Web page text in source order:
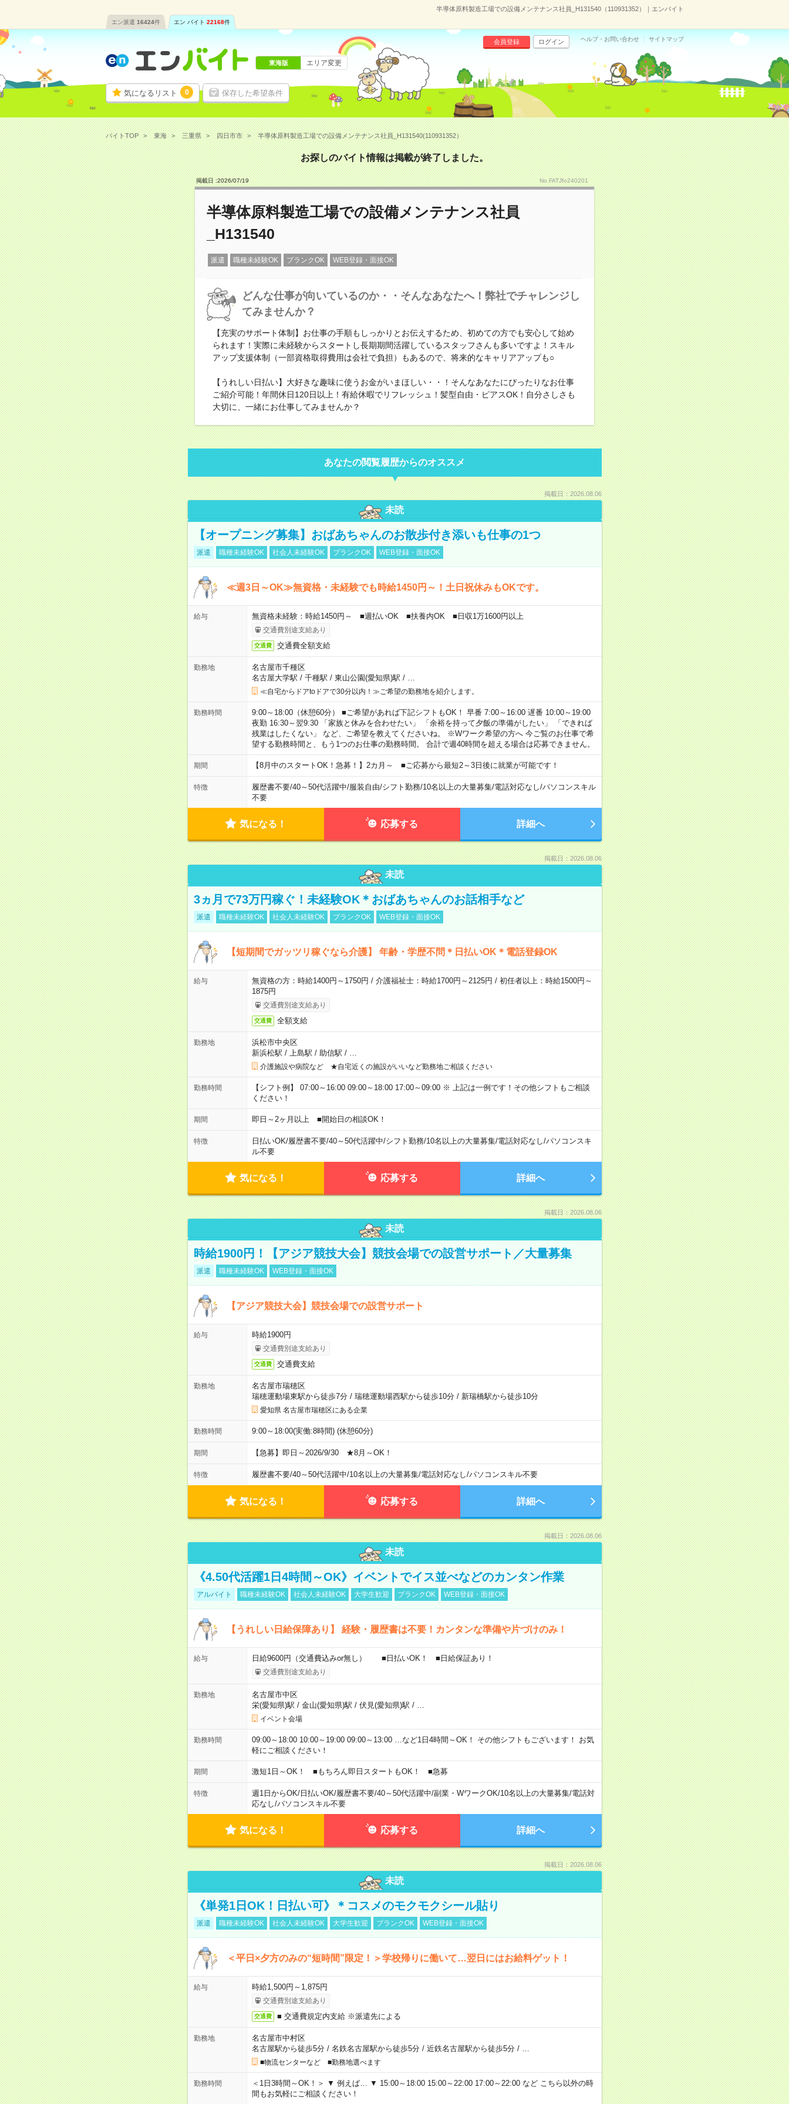
半導体原料製造工場での設備メンテナンス社員_H131540（110931352）｜エンバイト
エン派遣 16424件 エン バイト 22168件
気になるリスト 0 保存した希望条件
会員登録 ログイン ヘルプ・お問い合わせ サイトマップ
東海版 エリア変更
バイトTOP 東海 三重県 四日市市 半導体原料製造工場での設備メンテナンス社員_H131540(110931352）
お探しのバイト情報は掲載が終了しました。
掲載日 :2026/07/19 No.FATJfo240201
半導体原料製造工場での設備メンテナンス社員
_H131540
派遣 職種未経験OK ブランクOK WEB登録・面接OK
どんな仕事が向いているのか・・そんなあなたへ！弊社でチャレンジし
てみませんか？
【充実のサポート体制】お仕事の手順もしっかりとお伝えするため、初めての方でも安心して始め
られます！実際に未経験からスタートし長期期間活躍しているスタッフさんも多いですよ！スキル
アップ支援体制（一部資格取得費用は会社で負担）もあるので、将来的なキャリアアップも○
【うれしい日払い】大好きな趣味に使うお金がいまほしい・・！そんなあなたにぴったりなお仕事
ご紹介可能！年間休日120日以上！有給休暇でリフレッシュ！髪型自由・ピアスOK！自分さしさも
大切に、一緒にお仕事してみませんか？
あなたの閲覧履歴からのオススメ
掲載日：2026.08.06
未読
【オープニング募集】おばあちゃんのお散歩付き添いも仕事の1つ
派遣 職種未経験OK 社会人未経験OK ブランクOK WEB登録・面接OK
≪週3日～OK≫無資格・未経験でも時給1450円～！土日祝休みもOKです。
給与 無資格未経験：時給1450円～ ■週払いOK ■扶養内OK ■日収1万1600円以上
交通費別途支給あり
交通費 交通費全額支給
勤務地
名古屋市千種区
名古屋大学駅 / 千種駅 / 東山公園(愛知県)駅 /
≪自宅からドアtoドアで30分以内！≫ご希望の勤務地を紹介します。
勤務時間
9:00～18:00（休憩60分） ■ご希望があれば下記シフトもOK！ 早番 7:00～16:00 遅番 10:00～19:00
夜勤 16:30～翌9:30 「家族と休みを合わせたい」 「余裕を持って夕飯の準備がしたい」 「できれば
残業はしたくない」 など、ご希望を教えてくださいね。 ※Wワーク希望の方へ 今ご覧のお仕事で希
望する勤務時間と、もう1つのお仕事の勤務時間。 合計で週40時間を超える場合は応募できません。
期間 【8月中のスタートOK！急募！】2カ月～ ■ご応募から最短2～3日後に就業が可能です！
特徴 履歴書不要/40～50代活躍中/服装自由/シフト勤務/10名以上の大量募集/電話対応なし/パソコンスキル
不要
気になる！ 応募する 詳細へ
掲載日：2026.08.06
未読
3ヵ月で73万円稼ぐ！未経験OK＊おばあちゃんのお話相手など
派遣 職種未経験OK 社会人未経験OK ブランクOK WEB登録・面接OK
【短期間でガッツリ稼ぐなら介護】 年齢・学歴不問＊日払いOK＊電話登録OK
給与
無資格の方：時給1400円～1750円 / 介護福祉士：時給1700円～2125円 / 初任者以上：時給1500円～
1875円
交通費別途支給あり
交通費 全額支給
勤務地
浜松市中央区
新浜松駅 / 上島駅 / 助信駅 /
介護施設や病院など ★自宅近くの施設がいいなど勤務地ご相談ください
勤務時間
【シフト例】 07:00～16:00 09:00～18:00 17:00～09:00 ※ 上記は一例です！その他シフトもご相談
ください！
期間 即日～2ヶ月以上 ■開始日の相談OK！
特徴 日払いOK/履歴書不要/40～50代活躍中/シフト勤務/10名以上の大量募集/電話対応なし/パソコンスキ
ル不要
気になる！ 応募する 詳細へ
掲載日：2026.08.06
未読
時給1900円！【アジア競技大会】競技会場での設営サポート／大量募集
派遣 職種未経験OK WEB登録・面接OK
【アジア競技大会】競技会場での設営サポート
給与 時給1900円
交通費別途支給あり
交通費 交通費支給
勤務地
名古屋市瑞穂区
瑞穂運動場東駅から徒歩7分/ 瑞穂運動場西駅から徒歩10分/ 新瑞橋駅から徒歩10分
愛知県 名古屋市瑞穂区にある企業
勤務時間 9:00～18:00(実働:8時間) (休憩60分)
期間 【急募】即日～2026/9/30 ★8月～OK！
特徴 履歴書不要/40～50代活躍中/10名以上の大量募集/電話対応なし/パソコンスキル不要
気になる！ 応募する 詳細へ
掲載日：2026.08.06
未読
《4.50代活躍1日4時間～OK》イベントでイス並べなどのカンタン作業
アルバイト 職種未経験OK 社会人未経験OK 大学生歓迎 ブランクOK WEB登録・面接OK
【うれしい日給保障あり】 経験・履歴書は不要！カンタンな準備や片づけのみ！
給与 日給9600円（交通費込みor無し） ■日払いOK！ ■日給保証あり！
交通費別途支給あり
勤務地
名古屋市中区
栄(愛知県)駅 / 金山(愛知県)駅 / 伏見(愛知県)駅 /
イベント会場
勤務時間
09:00～18:00 10:00～19:00 09:00～13:00 …など1日4時間～OK！ その他シフトもございます！ お気
軽にご相談ください！
期間 激短1日～OK！ ■もちろん即日スタートもOK！ ■急募
特徴 週1日からOK/日払いOK/履歴書不要/40～50代活躍中/副業・WワークOK/10名以上の大量募集/電話対
応なし/パソコンスキル不要
気になる！ 応募する 詳細へ
掲載日：2026.08.06
未読
《単発1日OK！日払い可》＊コスメのモクモクシール貼り
派遣 職種未経験OK 社会人未経験OK 大学生歓迎 ブランクOK WEB登録・面接OK
＜平日×夕方のみの“短時間”限定！＞学校帰りに働いて…翌日にはお給料ゲット！
給与 時給1,500円～1,875円
交通費別途支給あり
交通費 ■ 交通費規定内支給 ※派遣先による
勤務地
名古屋市中村区
名古屋駅から徒歩5分/ 名鉄名古屋駅から徒歩5分/ 近鉄名古屋駅から徒歩5分/
■物流センターなど ■勤務地選べます
勤務時間
＜1日3時間～OK！＞ ▼ 例えば… ▼ 15:00～18:00 15:00～22:00 17:00～22:00 など こちら以外の時
間もお気軽にご相談ください！